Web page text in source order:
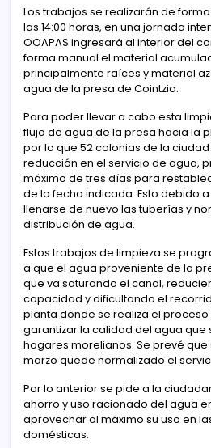
Los trabajos se realizarán de
las 14:00 horas, en una jornada
OOAPAS ingresará al interior del
forma manual el material
principalmente raíces y material
agua de la presa de Cointzio.
Para poder llevar a cabo esta
flujo de agua de la presa hacia la
por lo que 52 colonias de la
reducción en el servicio de agua,
máximo de tres días para
de la fecha indicada. Esto debido
llenarse de nuevo las tuberías y
distribución de agua.
Estos trabajos de limpieza se
a que el agua proveniente de la
que va saturando el canal,
capacidad y dificultando el
planta donde se realiza el
garantizar la calidad del agua que
hogares morelianos. Se prevé que
marzo quede normalizado el
Por lo anterior se pide a la
ahorro y uso racionado del agua
aprovechar al máximo su uso en
domésticas.